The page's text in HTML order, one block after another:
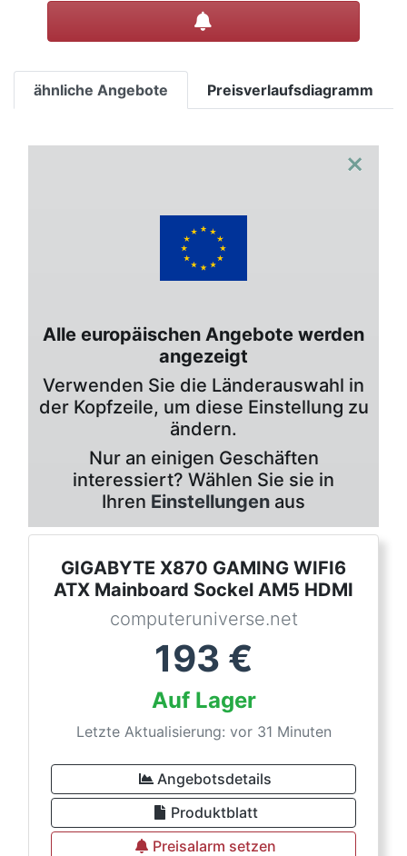
ähnliche Angebote Preisverlaufsdiagramm
×
Alle europäischen Angebote werden
angezeigt
Verwenden Sie die Länderauswahl in
der Kopfzeile, um diese Einstellung zu
ändern.
Nur an einigen Geschäften
interessiert? Wählen Sie sie in
Ihren Einstellungen aus
GIGABYTE X870 GAMING WIFI6
ATX Mainboard Sockel AM5 HDMI
computeruniverse.net
193 €
Auf Lager
Letzte Aktualisierung: vor 31 Minuten
Angebotsdetails
Produktblatt
Preisalarm setzen